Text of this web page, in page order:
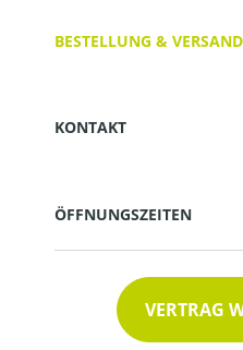
BESTELLUNG & VERSAND
KONTAKT
ÖFFNUNGSZEITEN
VERTRAG